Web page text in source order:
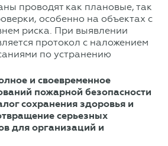
проводят как плановые, так
особенно на объектах с
риска. При выявлении
протокол с наложением
по устранению
и своевременное
пожарной безопасности
сохранения здоровья и
серьезных
для организаций и